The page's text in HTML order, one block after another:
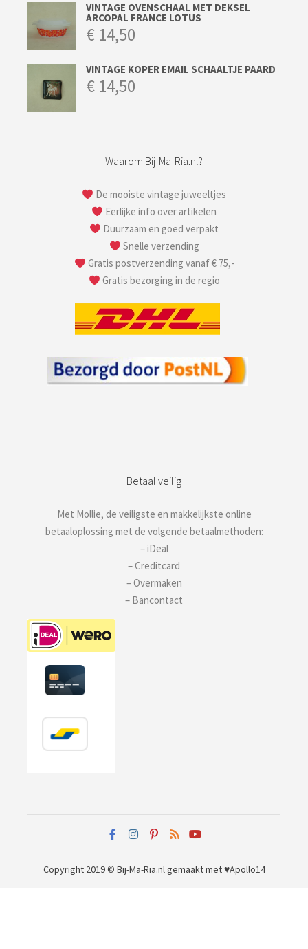
VINTAGE OVENSCHAAL MET DEKSEL
ARCOPAL FRANCE LOTUS
€ 14,50
VINTAGE KOPER EMAIL SCHAALTJE PAARD
€ 14,50
Waarom Bij-Ma-Ria.nl?
De mooiste vintage juweeltjes
Eerlijke info over artikelen
Duurzaam en goed verpakt
Snelle verzending
Gratis postverzending vanaf € 75,-
Gratis bezorging in de regio
Betaal veilig
Met Mollie, de veiligste en makkelijkste online
betaaloplossing met de volgende betaalmethoden:
– iDeal
– Creditcard
– Overmaken
– Bancontact
Copyright 2019 © Bij-Ma-Ria.nlgemaakt met ♥Apollo14